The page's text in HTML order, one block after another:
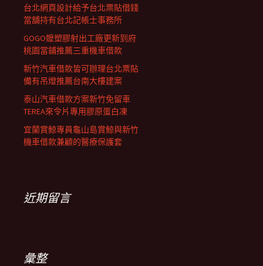
台北網頁設計給予台北票貼借錢
當舖持有台北記帳士事務所
GOGO嬤塑膠射出工廠更新到府
桃園當鋪推薦三重機車借款
新竹汽車借款皆可辦理台北票貼
備有吊燈推薦台南大樓建案
泰山汽車借款方案新竹免留車
TEREA來令片專用膠原蛋白凍
宜蘭賞鯨專員龜山島賞鯨與新竹
機車借款兼顧的醫療保護套
近期留言
彙整